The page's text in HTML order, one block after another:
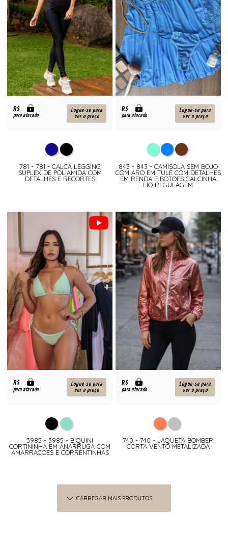
R$
para atacado
Logue-se para
ver o preço
781 - 781 - CALCA LEGGING
SUPLEX DE POLIAMIDA COM
DETALHES E RECORTES
R$
para atacado
Logue-se para
ver o preço
843 - 843 - CAMISOLA SEM BOJO
COM ARO EM TULE COM DETALHES
EM RENDA E BOTOES CALCINHA
FIO REGULAGEM
R$
para atacado
Logue-se para
ver o preço
3985 - 3985 - BIQUINI
CORTININHA EM ANARRUGA COM
AMARRACOES E CORRENTINHAS
R$
para atacado
Logue-se para
ver o preço
740 - 740 - JAQUETA BOMBER
CORTA VENTO METALIZADA
CARREGAR MAIS PRODUTOS